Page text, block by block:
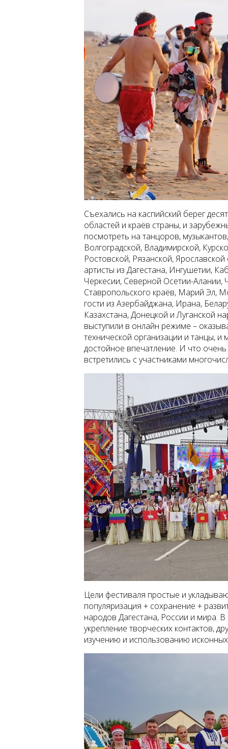
Съехались на каспийский берег
областей и краёв страны, и
посмотреть на танцоров,
Волгоградской, Владимирской,
Ростовской, Рязанской,
артисты из Дагестана, Ингушетии,
Черкесии, Северной Осетии-Алании,
Ставропольского краёв, Марий Эл,
гости из Азербайджана, Ирана,
Казахстана, Донецкой и Луганской
выступили в онлайн режиме –
технической организации и танцы,
достойное впечатление. И что
встретились с участниками
Цели фестиваля простые и
популяризация + сохранение +
народов Дагестана, России и мира.
укрепление творческих контактов,
изучению и использованию